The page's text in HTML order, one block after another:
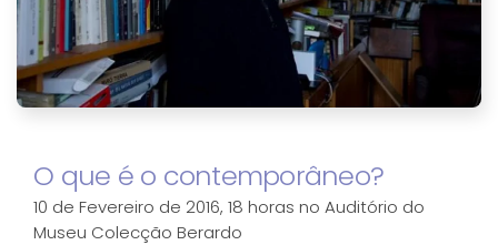
O que é o contemporâneo?
10 de Fevereiro de 2016, 18 horas no Auditório do
Museu Colecção Berardo